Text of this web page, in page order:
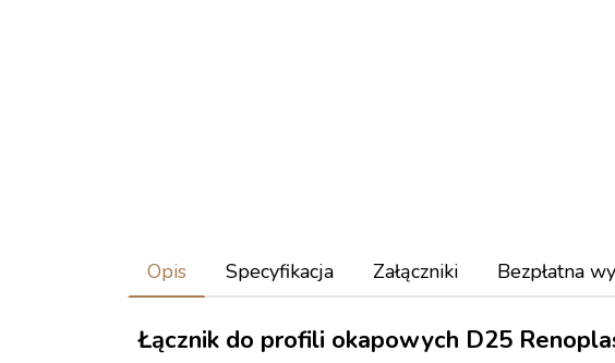
Opis Specyfikacja Załączniki Bezpłatna
Łącznik do profili okapowych D25